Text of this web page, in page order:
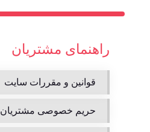
راهنمای مشتریان
قوانین و مقررات سایت
حریم خصوصی مشتریان